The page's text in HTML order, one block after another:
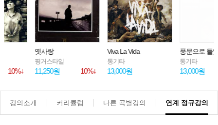
11,250원 10%↓
Viva La Vida
13,000원
풍문으로 들었소
강의소개 커리큘럼 다른 곡별강의 연계 정규강의